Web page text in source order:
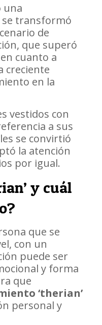
una
se transformó
de
que superó
cuanto a
creciente
en la
vestidos con
a sus
se convirtió
la atención
por igual.
y cuál
que se
con un
puede ser
y forma
que
‘therian’
personal y